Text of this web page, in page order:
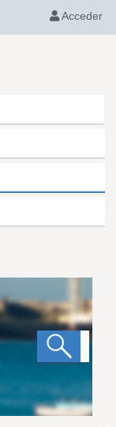
Acceder